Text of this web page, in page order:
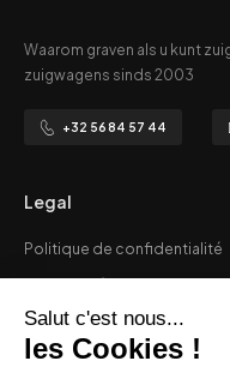
Waarom graven als u kunt
zuigwagens sinds 2003
+32 56 84 57 44
Legal
Politique de confidentialité
Vie privée
CGV